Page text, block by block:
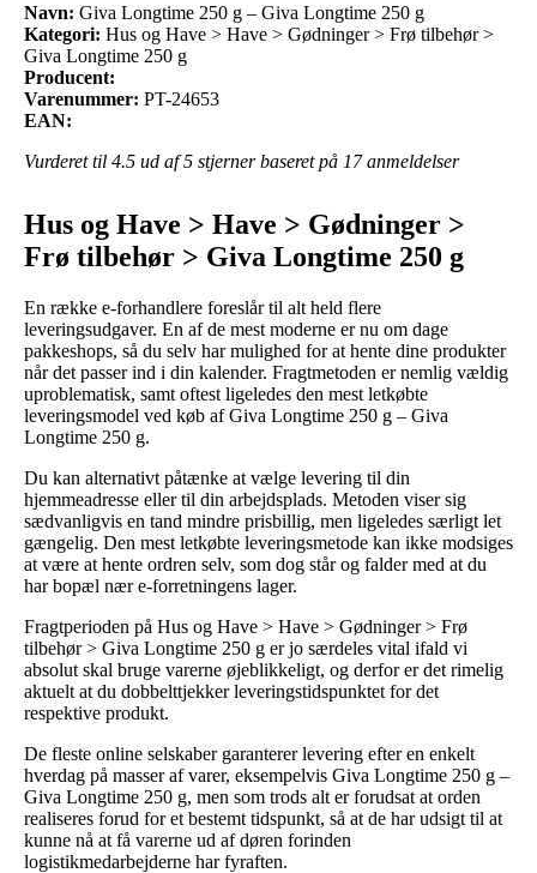
Navn: Giva Longtime 250 g – Giva Longtime 250 g
Kategori: Hus og Have > Have > Gødninger > Frø tilbehør >
Giva Longtime 250 g
Producent:
Varenummer: PT-24653
EAN:
Vurderet til 4.5 ud af 5 stjerner baseret på 17anmeldelser
Hus og Have > Have > Gødninger >
Frø tilbehør > Giva Longtime 250 g
En række e-forhandlere foreslår til alt held flere
leveringsudgaver. En af de mest moderne er nu om dage
pakkeshops, så du selv har mulighed for at hente dine produkter
når det passer ind i din kalender. Fragtmetoden er nemlig vældig
uproblematisk, samt oftest ligeledes den mest letkøbte
leveringsmodel ved køb af Giva Longtime 250 g – Giva
Longtime 250 g.
Du kan alternativt påtænke at vælge levering til din
hjemmeadresse eller til din arbejdsplads. Metoden viser sig
sædvanligvis en tand mindre prisbillig, men ligeledes særligt let
gængelig. Den mest letkøbte leveringsmetode kan ikke modsiges
at være at hente ordren selv, som dog står og falder med at du
har bopæl nær e-forretningens lager.
Fragtperioden på Hus og Have > Have > Gødninger > Frø
tilbehør > Giva Longtime 250 g er jo særdeles vital ifald vi
absolut skal bruge varerne øjeblikkeligt, og derfor er det rimelig
aktuelt at du dobbelttjekker leveringstidspunktet for det
respektive produkt.
De fleste online selskaber garanterer levering efter en enkelt
hverdag på masser af varer, eksempelvis Giva Longtime 250 g –
Giva Longtime 250 g, men som trods alt er forudsat at orden
realiseres forud for et bestemt tidspunkt, så at de har udsigt til at
kunne nå at få varerne ud af døren forinden
logistikmedarbejderne har fyraften.